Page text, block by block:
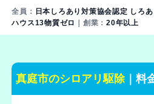
全員： 日本しろあり対策協会認定 しろ
ハウス13物質ゼロ ｜創業：20年以上
真庭市のシロアリ駆除｜料